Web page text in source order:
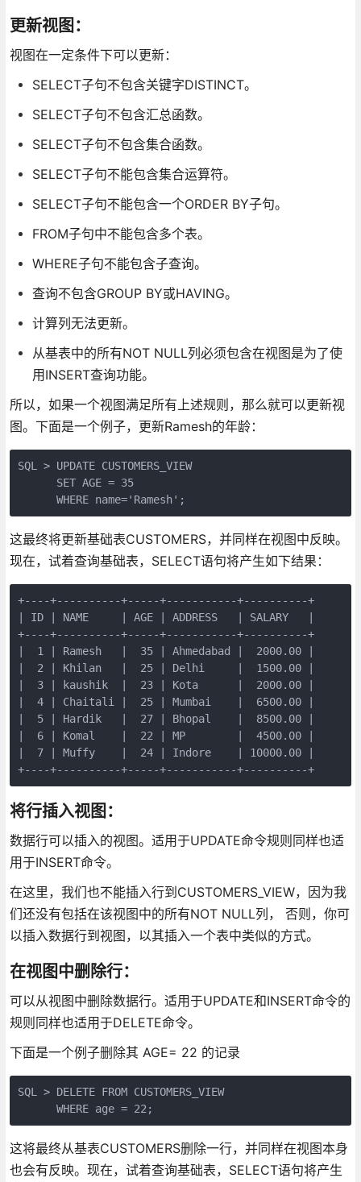
更新视图：
视图在一定条件下可以更新：
SELECT子句不包含关键字DISTINCT。
SELECT子句不包含汇总函数。
SELECT子句不包含集合函数。
SELECT子句不能包含集合运算符。
SELECT子句不能包含一个ORDER BY子句。
FROM子句中不能包含多个表。
WHERE子句不能包含子查询。
查询不包含GROUP BY或HAVING。
计算列无法更新。
从基表中的所有NOT NULL列必须包含在视图是为了使
用INSERT查询功能。
所以，如果一个视图满足所有上述规则，那么就可以更新视
图。下面是一个例子，更新Ramesh的年龄：
SQL > UPDATE CUSTOMERS_VIEW
      SET AGE = 35
      WHERE name='Ramesh';
这最终将更新基础表CUSTOMERS，并同样在视图中反映。
现在，试着查询基础表，SELECT语句将产生如下结果：
+----+----------+-----+-----------+----------+
| ID | NAME     | AGE | ADDRESS   | SALARY   |
+----+----------+-----+-----------+----------+
|  1 | Ramesh   |  35 | Ahmedabad |  2000.00 |
|  2 | Khilan   |  25 | Delhi     |  1500.00 |
|  3 | kaushik  |  23 | Kota      |  2000.00 |
|  4 | Chaitali |  25 | Mumbai    |  6500.00 |
|  5 | Hardik   |  27 | Bhopal    |  8500.00 |
|  6 | Komal    |  22 | MP        |  4500.00 |
|  7 | Muffy    |  24 | Indore    | 10000.00 |
+----+----------+-----+-----------+----------+
将行插入视图：
数据行可以插入的视图。适用于UPDATE命令规则同样也适
用于INSERT命令。
在这里，我们也不能插入行到CUSTOMERS_VIEW，因为我
们还没有包括在该视图中的所有NOT NULL列， 否则，你可
以插入数据行到视图，以其插入一个表中类似的方式。
在视图中删除行：
可以从视图中删除数据行。适用于UPDATE和INSERT命令的
规则同样也适用于DELETE命令。
下面是一个例子删除其 AGE= 22 的记录
SQL > DELETE FROM CUSTOMERS_VIEW
      WHERE age = 22;
这将最终从基表CUSTOMERS删除一行，并同样在视图本身
也会有反映。现在，试着查询基础表，SELECT语句将产生